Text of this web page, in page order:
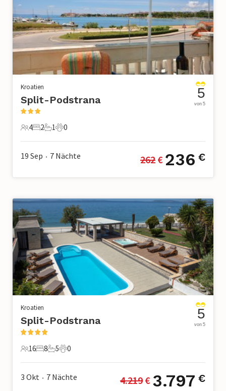
Kroatien
Split-Podstrana
4 Gäste
4
2 Schlafzimmer
2
1 Badezimmer
1
0 Haustiere
0
5
von 5
19 Sep • 7 Nächte 262 € 236 €
Kroatien
Split-Podstrana
16 Gäste
16
8 Schlafzimmer
8
5 Badezimmer
5
0 Haustiere
0
5
von 5
3 Okt • 7 Nächte 4.219 € 3.797 €